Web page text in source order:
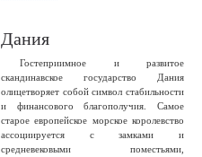
Дания
Гостеприимное и развитое
скандинавское государство Дания
олицетворяет собой символ стабильности
и финансового благополучия. Самое
старое европейское морское королевство
ассоциируется с замками и
средневековыми поместьями,